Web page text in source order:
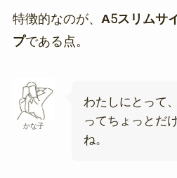
特徴的なのが、 A5スリムサ
プである点。
かな子
わたしにとって
ってちょっとだ
ね。